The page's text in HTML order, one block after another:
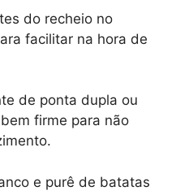
do recheio no
facilitar na hora de
de ponta dupla ou
firme para não
e purê de batatas